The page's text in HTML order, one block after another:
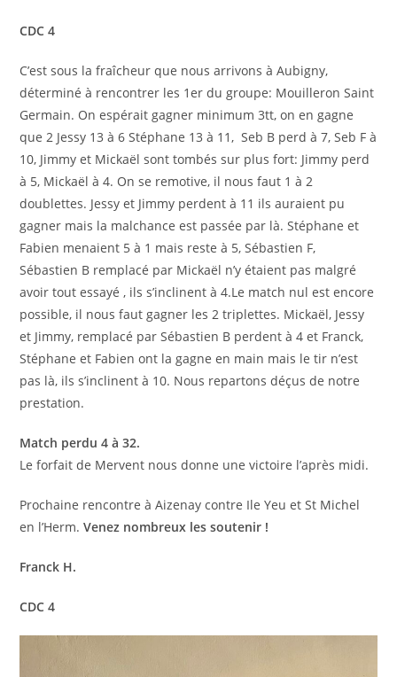
CDC 4
C’est sous la fraîcheur que nous arrivons à Aubigny,
déterminé à rencontrer les 1er du groupe: Mouilleron Saint
Germain. On espérait gagner minimum 3tt, on en gagne
que 2 Jessy 13 à 6 Stéphane 13 à 11, Seb B perd à 7, Seb F à
10, Jimmy et Mickaël sont tombés sur plus fort: Jimmy perd
à 5, Mickaël à 4. On se remotive, il nous faut 1 à 2
doublettes. Jessy et Jimmy perdent à 11 ils auraient pu
gagner mais la malchance est passée par là. Stéphane et
Fabien menaient 5 à 1 mais reste à 5, Sébastien F,
Sébastien B remplacé par Mickaël n’y étaient pas malgré
avoir tout essayé , ils s’inclinent à 4.Le match nul est encore
possible, il nous faut gagner les 2 triplettes. Mickaël, Jessy
et Jimmy, remplacé par Sébastien B perdent à 4 et Franck,
Stéphane et Fabien ont la gagne en main mais le tir n’est
pas là, ils s’inclinent à 10. Nous repartons déçus de notre
prestation.
Match perdu 4 à 32.
Le forfait de Mervent nous donne une victoire l’après midi.
Prochaine rencontre à Aizenay contre Ile Yeu et St Michel
en l’Herm.Venez nombreux les soutenir !
Franck H.
CDC 4